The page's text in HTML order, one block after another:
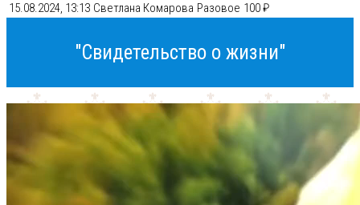
15.08.2024, 13:13 Светлана Комарова Разовое 100 ₽
"Свидетельство о жизни"